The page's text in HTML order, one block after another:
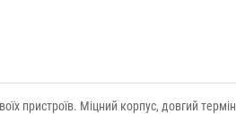
пристроїв. Міцний корпус, довгий термін